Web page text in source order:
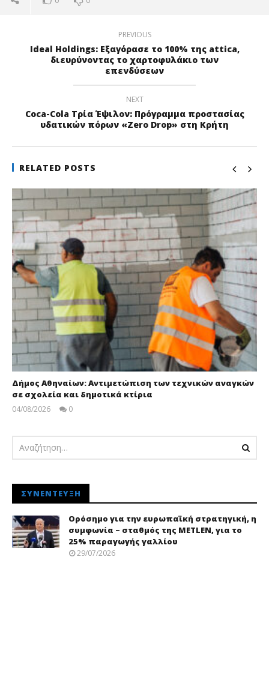
PREVIOUS
Ideal Holdings: Εξαγόρασε το 100% της attica,
διευρύνοντας το χαρτοφυλάκιο των
επενδύσεων
NEXT
Coca-Cola Τρία Έψιλον: Πρόγραμμα προστασίας
υδατικών πόρων «Zero Drop» στη Κρήτη
RELATED POSTS
Δήμος Αθηναίων: Αντιμετώπιση των τεχνικών αναγκών
σε σχολεία και δημοτικά κτίρια
04/08/2026
0
ΣΥΝΈΝΤΕΥΞΗ
Ορόσημο για την ευρωπαϊκή στρατηγική, η
συμφωνία – σταθμός της METLEN, για το
25% παραγωγής γαλλίου
29/07/2026